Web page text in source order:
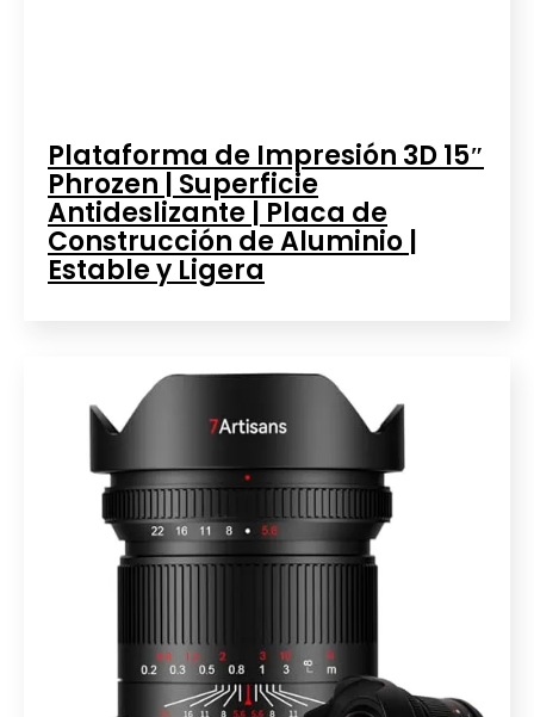
Plataforma de Impresión 3D 15″
Phrozen | Superficie
Antideslizante | Placa de
Construcción de Aluminio |
Estable y Ligera